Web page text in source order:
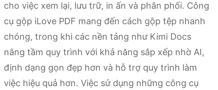
cho việc xem lại, lưu trữ, in ấn và phân phối. Công
cụ gộp iLove PDF mang đến cách gộp tệp nhanh
chóng, trong khi các nền tảng như Kimi Docs
nâng tầm quy trình với khả năng sắp xếp nhờ AI,
định dạng gọn đẹp hơn và hỗ trợ quy trình làm
việc hiệu quả hơn. Việc sử dụng những công cụ